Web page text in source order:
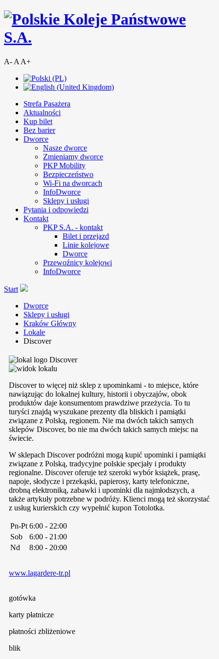
A- A A+
Strefa Pasażera
Aktualności
Kup bilet
Bez barier
Dworce
Nasze dworce
Zmieniamy dworce
PKP Mobility
Bezpieczeństwo
Wi-Fi na dworcach
InfoDworce
Sklepy i usługi
Pytania i odpowiedzi
Kontakt
PKP S.A. - kontakt
Bilet i przejazd
Linie kolejowe
Dworce
Przewoźnicy kolejowi
InfoDworce
Start
Dworce
Sklepy i usługi
Kraków Główny
Lokale
Discover
Discover
Discover to więcej niż sklep z upominkami - to miejsce, które
nawiązując do lokalnej kultury, historii i obyczajów, obok
produktów daje konsumentom prawdziwe przeżycia. To tu
turyści znajdą wyszukane prezenty dla bliskich i pamiątki
związane z Polską, regionem. Nie ma dwóch takich samych
sklepów Discover, bo nie ma dwóch takich samych miejsc na
świecie.
W sklepach Discover podróżni mogą kupić upominki i pamiątki
związane z Polską, tradycyjne polskie specjały i produkty
regionalne. Discover oferuje też szeroki wybór książek, prasę,
napoje, słodycze i przekąski, papierosy, karty telefoniczne,
drobną elektroniką, zabawki i upominki dla najmłodszych, a
także artykuły potrzebne w podróży. Klienci mogą też skorzystać
z usług kurierskich czy wypełnić kupon Totolotka.
Pn-Pt 6:00 - 22:00
Sob
6:00 - 21:00
Nd
8:00 - 20:00
www.lagardere-tr.pl
gotówka
karty płatnicze
płatności zbliżeniowe
blik